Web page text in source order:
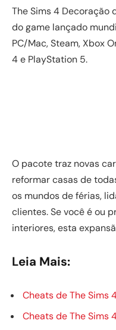
The Sims 4 Decoração
do game lançado
PC/Mac, Steam, Xbox
4 e PlayStation 5.
O pacote traz novas
reformar casas de
os mundos de férias,
clientes. Se você é ou
interiores, esta
Leia Mais:
Cheats de The Sims
Cheats de The Sims